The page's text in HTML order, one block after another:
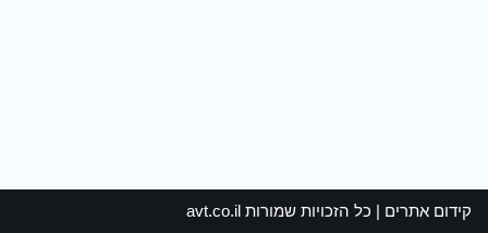
קידום אתרים | כל הזכויות שמורות avt.co.il